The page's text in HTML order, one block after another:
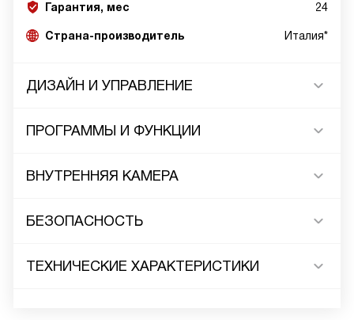
Гарантия, мес 24
Страна-производитель Италия*
ДИЗАЙН И УПРАВЛЕНИЕ
ПРОГРАММЫ И ФУНКЦИИ
ВНУТРЕННЯЯ КАМЕРА
БЕЗОПАСНОСТЬ
ТЕХНИЧЕСКИЕ ХАРАКТЕРИСТИКИ